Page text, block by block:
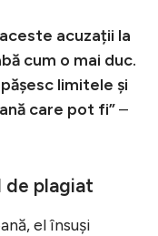
acuzații la
cum o mai duc.
limitele și
care pot fi”–
de plagiat
el însuși